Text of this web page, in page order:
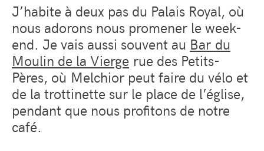
J’habite à deux pas du Palais Royal, où
nous adorons nous promener le week-
end. Je vais aussi souvent au Bar du
Moulin de la Vierge rue des Petits-
Pères, où Melchior peut faire du vélo et
de la trottinette sur le place de l’église,
pendant que nous profitons de notre
café.